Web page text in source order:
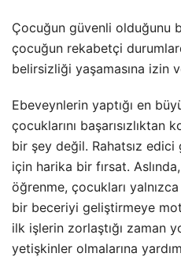
Çocuğun güvenli olduğunu
çocuğun rekabetçi
belirsizliği yaşamasına izin
Ebeveynlerin yaptığı en
çocuklarını başarısızlıktan
bir şey değil. Rahatsız
için harika bir fırsat.
öğrenme, çocukları
bir beceriyi geliştirmeye
ilk işlerin zorlaştığı zaman
yetişkinler olmalarına